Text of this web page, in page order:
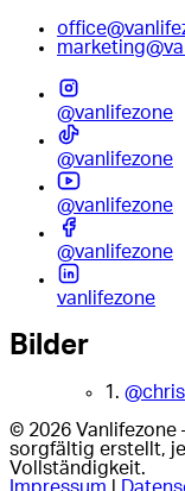
@vanlifezone
@vanlifezone
@vanlifezone
@vanlifezone
vanlifezone
Bilder
1.
© 2026 Vanlifezone
sorgfältig erstellt,
Vollständigkeit.